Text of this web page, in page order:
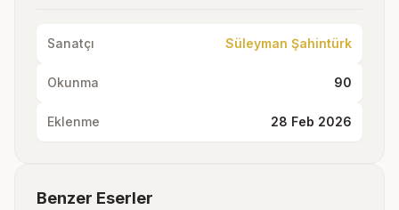
Sanatçı Süleyman Şahintürk
Okunma 90
Eklenme 28 Feb 2026
Benzer Eserler